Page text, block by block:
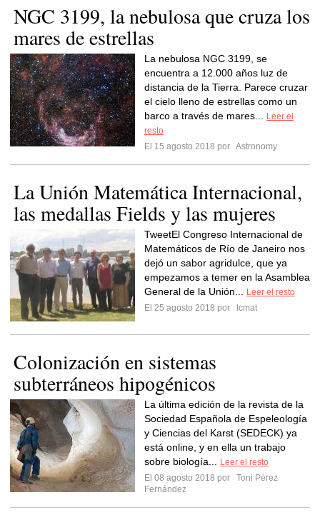
NGC 3199, la nebulosa que cruza los
mares de estrellas
La nebulosa NGC 3199, se
encuentra a 12.000 años luz de
distancia de la Tierra. Parece cruzar
el cielo lleno de estrellas como un
barco a través de mares...
Leer el
resto
El 15 agosto 2018 por Astronomy
La Unión Matemática Internacional,
las medallas Fields y las mujeres
TweetEl Congreso Internacional de
Matemáticos de Río de Janeiro nos
dejó un sabor agridulce, que ya
empezamos a temer en la Asamblea
General de la Unión...
Leer el resto
El 25 agosto 2018 por
Icmat
Colonización en sistemas
subterráneos hipogénicos
La última edición de la revista de la
Sociedad Española de Espeleología
y Ciencias del Karst (SEDECK) ya
está online, y en ella un trabajo
sobre biología...
Leer el resto
El 08 agosto 2018 por
Toni Pérez
Fernández